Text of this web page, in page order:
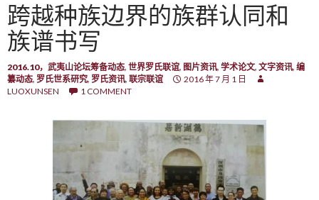
跨越种族边界的族群认同和
族谱书写
2016.10，武夷山论坛筹备动态, 世界罗氏联谊, 图片资讯, 学术论文, 文字资讯, 编
纂动态, 罗氏世系研究, 罗氏资讯, 联宗联谊
2016 年 7 月 1 日
LUOXUNSEN
1 COMMENT